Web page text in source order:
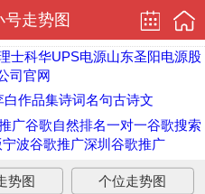
走势图
士科华UPS电源山东圣阳电源股
司官网
白作品集诗词名句古诗文
广谷歌自然排名一对一谷歌搜索
宁波谷歌推广深圳谷歌推广
势图 个位走势图